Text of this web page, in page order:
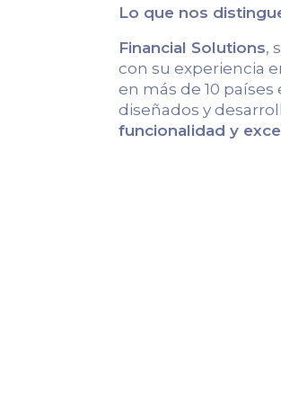
Lo que nos
Financial Solutions,
con su experiencia
en más de 10
diseñados y
funcionalidad y